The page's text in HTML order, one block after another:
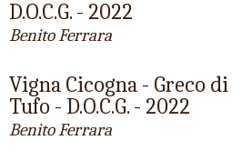
D.O.C.G. - 2022
Benito Ferrara
Vigna Cicogna - Greco di
Tufo - D.O.C.G. - 2022
Benito Ferrara